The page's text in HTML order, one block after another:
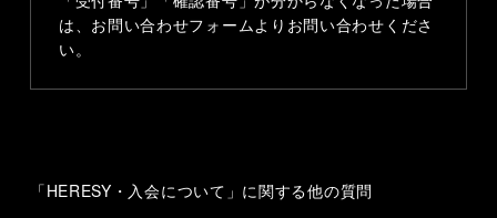
は、お問い合わせフォームよりお問い合わせくださ
い。
「HERESY・入会について」に関する他の質問